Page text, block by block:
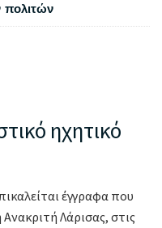
πολιτών
ηχητικό
έγγραφα που
Λάρισας, στις